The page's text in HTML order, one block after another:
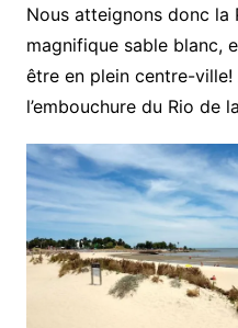
Nous atteignons donc la
magnifique sable blanc,
être en plein centre-ville!
l’embouchure du Rio de